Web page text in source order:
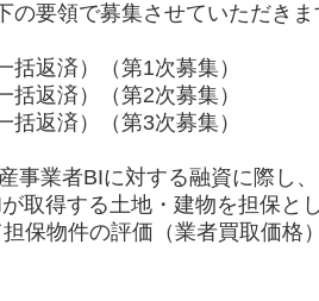
の要領で募集させていただきま
括返済）（第1次募集）
括返済）（第2次募集）
括返済）（第3次募集）
事業者BIに対する融資に際し、
取得する土地・建物を担保と
保物件の評価（業者買取価格